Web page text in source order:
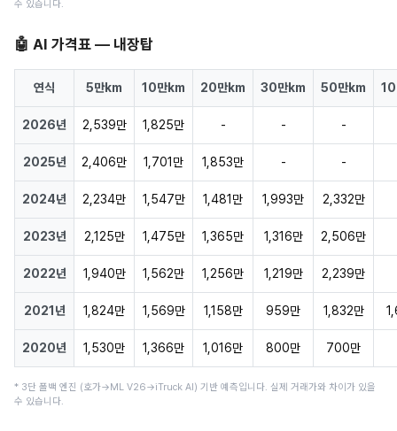
수 있습니다.
🤖 AI 가격표 — 내장탑
연식 5만km 10만km 20만km 30만km 50만km
2026년 2,539만 1,825만 - - -
2025년 2,406만 1,701만 1,853만 - -
2024년 2,234만 1,547만 1,481만 1,993만 2,332만
2023년 2,125만 1,475만 1,365만 1,316만 2,506만
2022년 1,940만 1,562만 1,256만 1,219만 2,239만
2021년 1,824만 1,569만 1,158만 959만 1,832만
2020년 1,530만 1,366만 1,016만 800만 700만
* 3단 폴백 엔진 (호가→ML V26→iTruck AI) 기반 예측입니다. 실제 거래가와 차이가 있을
수 있습니다.